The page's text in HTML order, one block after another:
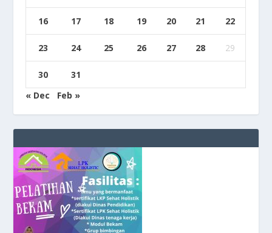
16 17 18 19 20 21 22
23 24 25 26 27 28 29
30
31
« Dec
Feb »